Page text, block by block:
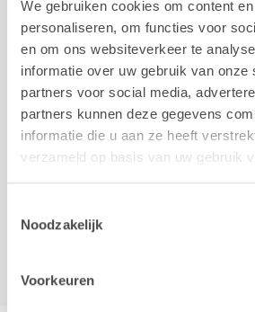
We gebruiken cookies om content
personaliseren, om functies voor
en om ons websiteverkeer te
informatie over uw gebruik van onze
partners voor social media,
partners kunnen deze gegevens
informatie die u aan ze heeft
verzameld op basis van uw gebruik
Noodzakelijk
Voorkeuren
STAY
Wij gebruiken je e-mailadres enkel
nieuwsbrief te kunnen mailen. We geven